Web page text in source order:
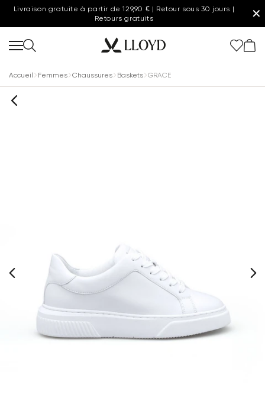
Livraison gratuite à partir de 129,90 € | Retour sous 30 jours |
Retours gratuits
✕
Accueil Femmes Chaussures Baskets GRACE